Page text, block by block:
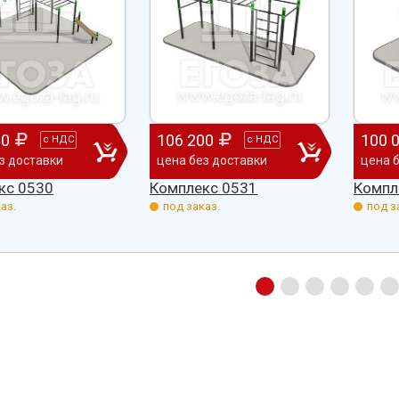
Добрый день) Ура! Наконец то у
с НДС
доставки
0530
106 200 с НДС
цена без доставки
Комплекс 0531
под заказ.
100
цена
под